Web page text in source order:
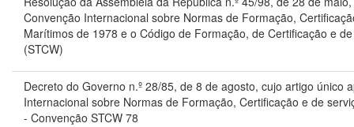
Convenção Internacional sobre Normas de Formação,
Marítimos de 1978 e o Código de Formação, de Certificação e
(STCW)
Decreto do Governo n.º 28/85, de 8 de agosto, cujo artigo único
Internacional sobre Normas de Formação, Certificação e de
- Convenção STCW 78